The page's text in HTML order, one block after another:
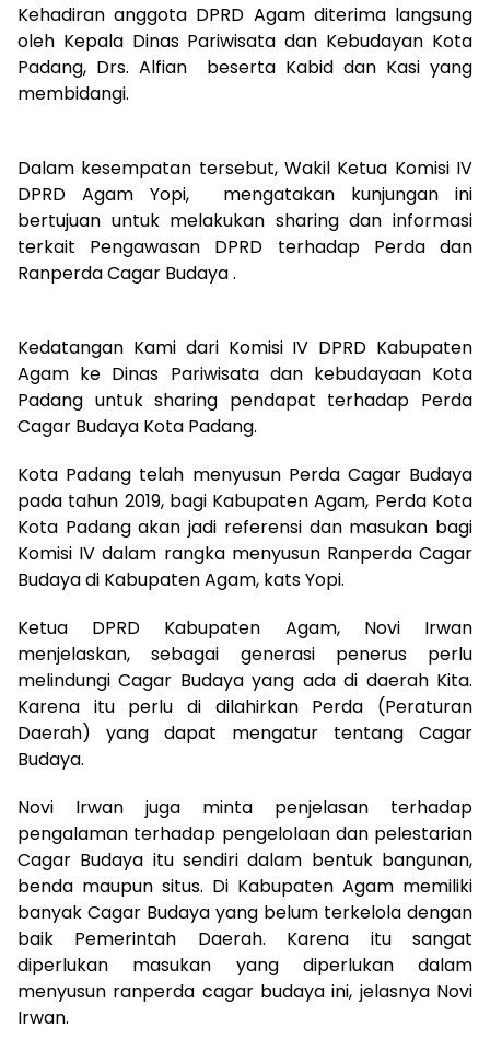
Kehadiran anggota DPRD Agam diterima langsung
oleh Kepala Dinas Pariwisata dan Kebudayan Kota
Padang, Drs. Alfian beserta Kabid dan Kasi yang
membidangi.
Dalam kesempatan tersebut, Wakil Ketua Komisi IV
DPRD Agam Yopi, mengatakan kunjungan ini
bertujuan untuk melakukan sharing dan informasi
terkait Pengawasan DPRD terhadap Perda dan
Ranperda Cagar Budaya .
Kedatangan Kami dari Komisi IV DPRD Kabupaten
Agam ke Dinas Pariwisata dan kebudayaan Kota
Padang untuk sharing pendapat terhadap Perda
Cagar Budaya Kota Padang.
Kota Padang telah menyusun Perda Cagar Budaya
pada tahun 2019, bagi Kabupaten Agam, Perda Kota
Kota Padang akan jadi referensi dan masukan bagi
Komisi IV dalam rangka menyusun Ranperda Cagar
Budaya di Kabupaten Agam, kats Yopi.
Ketua DPRD Kabupaten Agam, Novi Irwan
menjelaskan, sebagai generasi penerus perlu
melindungi Cagar Budaya yang ada di daerah Kita.
Karena itu perlu di dilahirkan Perda (Peraturan
Daerah) yang dapat mengatur tentang Cagar
Budaya.
Novi Irwan juga minta penjelasan terhadap
pengalaman terhadap pengelolaan dan pelestarian
Cagar Budaya itu sendiri dalam bentuk bangunan,
benda maupun situs. Di Kabupaten Agam memiliki
banyak Cagar Budaya yang belum terkelola dengan
baik Pemerintah Daerah. Karena itu sangat
diperlukan masukan yang diperlukan dalam
menyusun ranperda cagar budaya ini, jelasnya Novi
Irwan.